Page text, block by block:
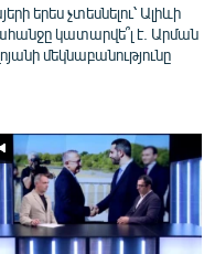
երես չտեսնելու՝ Ալիևի
կատարվե՞լ է. Արման
մեկնաբանությունը